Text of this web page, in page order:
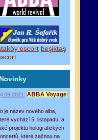
escort beşiktaş
Novinky
ABBA Voyage
je název nového alba,
vychází 5. listopadu, a
projektu holografických
které začnou na